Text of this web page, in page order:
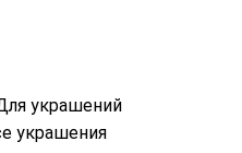
украшений
украшения